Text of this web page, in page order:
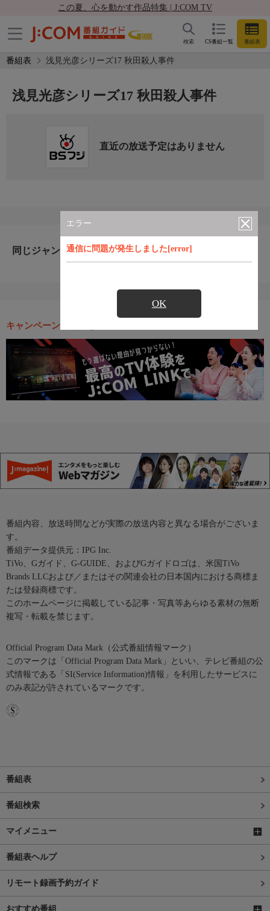
この夏、心を動かす作品特集 | J:COM TV
CS番組一覧 番組表
検索
番組表 浅見光彦シリーズ17 秋田殺人事件
エラー
通信に問題が発生しました[error]
OK
浅見光彦シリーズ17 秋田殺人事件
直近の放送予定はありません
同じジャンルのおすすめ番組
キャンペーン・お得な情報
番組内容、放送時間などが実際の放送内容と異なる場合がございま
す。
番組データ提供元：IPG Inc.
TiVo、Gガイド、G-GUIDE、およびGガイドロゴは、米国TiVo
Brands LLCおよび／またはその関連会社の日本国内における商標ま
たは登録商標です。
このホームページに掲載している記事・写真等あらゆる素材の無断
複写・転載を禁じます。
Official Program Data Mark（公式番組情報マーク）
このマークは「Official Program Data Mark」といい、テレビ番組の公
式情報である「SI(Service Information)情報」を利用したサービスに
のみ表記が許されているマークです。
番組表
番組検索
マイメニュー
番組表ヘルプ
リモート録画予約ガイド
おすすめ番組